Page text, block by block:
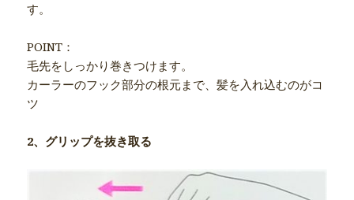
す。
POINT：
毛先をしっかり巻きつけます。
カーラーのフック部分の根元まで、髪を入れ込むのがコ
ツ
2、グリップを抜き取る